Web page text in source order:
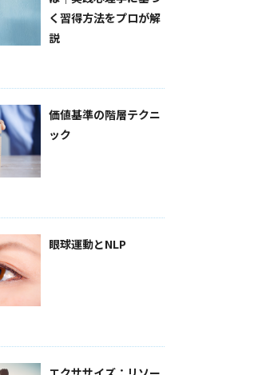
く習得方法をプロが解
説
価値基準の階層テクニ
ック
眼球運動とNLP